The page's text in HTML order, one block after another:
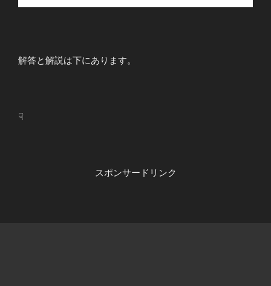
解答と解説は下にあります。
☟
スポンサードリンク